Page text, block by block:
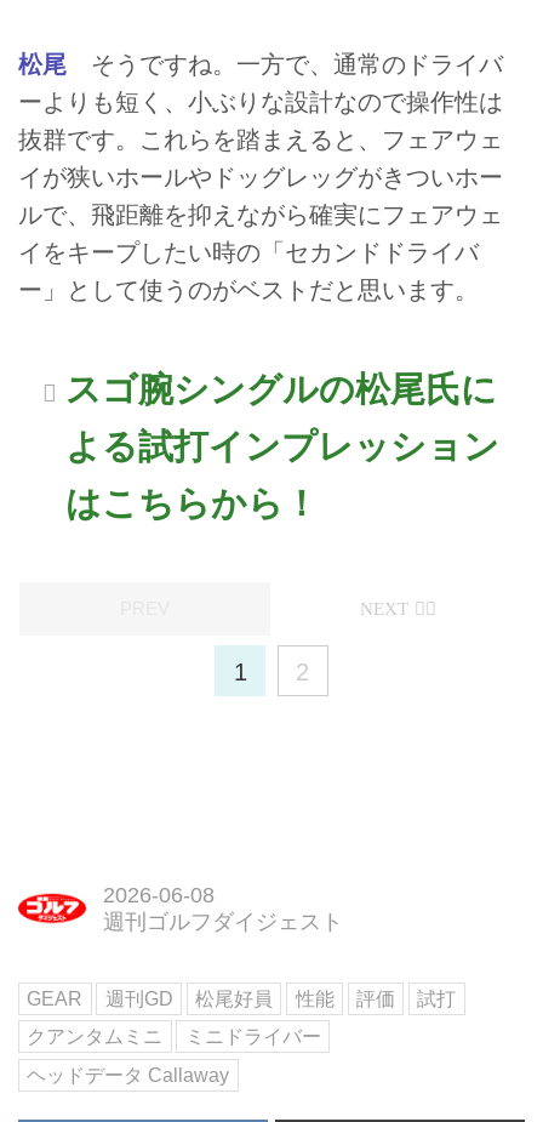
松尾 そうですね。一方で、通常のドライバ
ーよりも短く、小ぶりな設計なので操作性は
抜群です。これらを踏まえると、フェアウェ
イが狭いホールやドッグレッグがきついホー
ルで、飛距離を抑えながら確実にフェアウェ
イをキープしたい時の「セカンドドライバ
ー」として使うのがベストだと思います。
スゴ腕シングルの松尾氏に
よる試打インプレッション
はこちらから！
1 2
2026-06-08
週刊ゴルフダイジェスト
GEAR 週刊GD 松尾好員 性能 評価
試打
クアンタムミニ
ミニドライバー
ヘッドデータ Callaway